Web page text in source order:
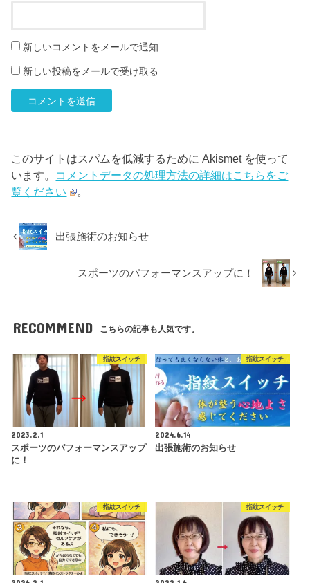
新しいコメントをメールで通知
新しい投稿をメールで受け取る
このサイトはスパムを低減するために Akismet を使って
います。 コメントデータの処理方法の詳細はこちらをご
覧ください
。
出張施術のお知らせ
スポーツのパフォーマンスアップに！
RECOMMEND こちらの記事も人気です。
指紋スイッチ
2023.2.1
スポーツのパフォーマンスアップ
に！
指紋スイッチ
2024.6.14
出張施術のお知らせ
指紋スイッチ 指紋スイッチ